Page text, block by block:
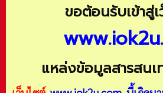
ขอต้อนรับเข้าสู่
แหล่งข้อมูลสารสน